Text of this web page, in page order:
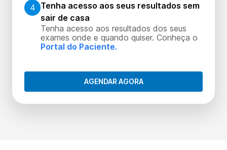
4 Tenha acesso aos seus resultados sem
sair de casa
Tenha acesso aos resultados dos seus
exames onde e quando quiser. Conheça o
Portal do Paciente.
AGENDAR AGORA